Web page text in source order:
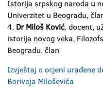
Istorija srpskog naroda u
Univerzitet u Beogradu,
4. Dr Miloš Ković, docent,
istorija novog veka,
Beogradu, član
Izvještaj o ocjeni urađene
Borivoja Miloševića